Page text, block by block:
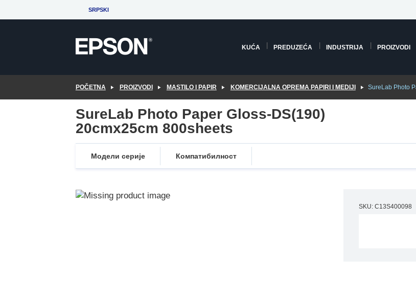
to
SRPSKI
KUĆA PREDUZEĆA INDUSTRIJA PROIZVODI
POČETNA PROIZVODI MASTILO I PAPIR KOMERCIJALNA OPREMA PAPIRI I MEDIJI SureLab Photo
SureLab Photo Paper Gloss-DS(190)
20cmx25cm 800sheets
Модели серије Компатибилност
SKU: C13S400098